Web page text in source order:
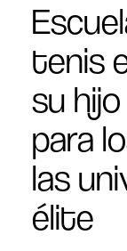
tenis
su
para
las
élite